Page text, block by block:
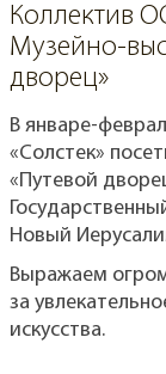
Коллектив
Музейно-
дворец»
В январе-
«Солстек»
«Путевой
Новый
Выражаем
за
искусства.